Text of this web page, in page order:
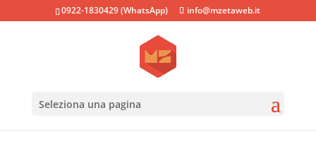
0922-1830429 (WhatsApp) info@mzetaweb.it
Seleziona una pagina